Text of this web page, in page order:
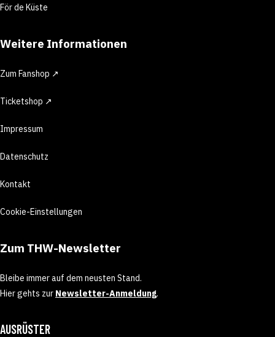
För de Küste
Weitere Informationen
Zum Fanshop ↗
Ticketshop ↗
Impressum
Datenschutz
Kontakt
Cookie-Einstellungen
Zum THW-Newsletter
Bleibe immer auf dem neusten Stand.
Hier gehts zur Newsletter-Anmeldung.
AUSRÜSTER